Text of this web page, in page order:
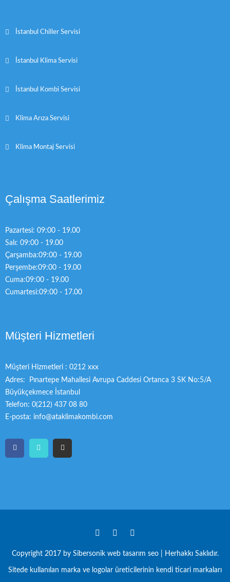
İstanbul Chiller Servisi
İstanbul Klima Servisi
İstanbul Kombi Servisi
Klima Arıza Servisi
Klima Montaj Servisi
Çalışma Saatlerimiz
Pazartesi: 09:00 - 19.00
Salı: 09:00 - 19.00
Çarşamba:09:00 - 19.00
Perşembe:09:00 - 19.00
Cuma:09:00 - 19.00
Cumartesi:09:00 - 17.00
Müşteri Hizmetleri
Müşteri Hizmetleri : 0212 xxx
Adres: Pınartepe Mahallesi Avrupa Caddesi Ortanca 3 SK No:5/A
Büyükçekmece İstanbul
Telefon: 0(212) 437 08 80
E-posta: info@ataklimakombi.com
Copyright 2017 by Sibersonik web tasarım seo | Herhakkı Saklıdır.
Sitede kullanılan marka ve logolar üreticilerinin kendi ticari markaları